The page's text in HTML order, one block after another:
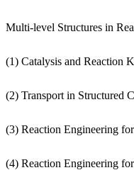
Multi-level Structures in
(1) Catalysis and
(2) Transport in Structured
(3) Reaction Engineering
(4) Reaction Engineering